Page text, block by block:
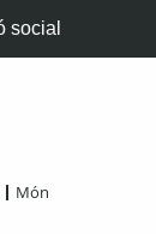
social
Món